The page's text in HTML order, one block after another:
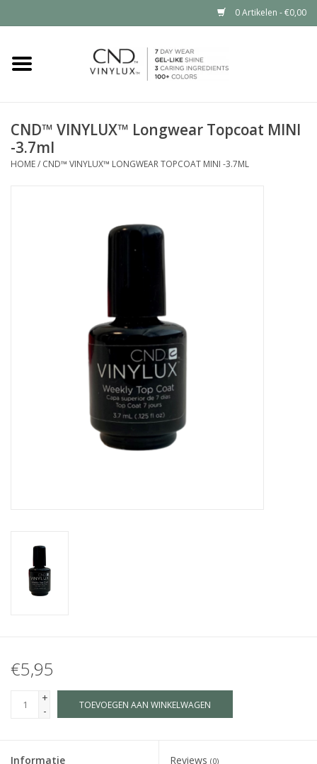
0 Artikelen - €0,00
Home
Nailart voor jou
CND™ VINYLUX™ Longwear Topcoat MINI
-3.7ml
HOME/ CND™ VINYLUX™ LONGWEAR TOPCOAT MINI -3.7ML
€5,95
+
-
TOEVOEGEN AAN WINKELWAGEN
Informatie Reviews (0)